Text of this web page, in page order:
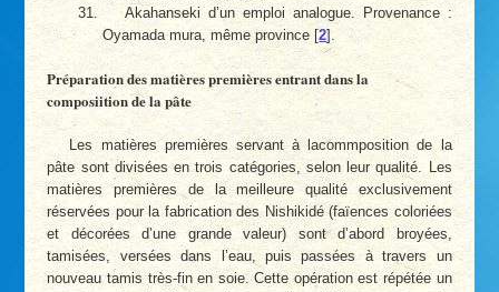
Akahanseki d’un emploi analogue. Provenance :
Oyamada mura, même province[2].
Préparation des matières premières entrant dans la
composiition de la pâte
Les matières premières servant à lacommposition de la
pâte sont divisées en trois catégories, selon leur qualité. Les
matières premières de la meilleure qualité exclusivement
réservées pour la fabrication des Nishikidé (faïences coloriées
et décorées d’une grande valeur) sont d’abord broyées,
tamisées, versées dans l’eau, puis passées à travers un
nouveau tamis très-fin en soie. Cette opération est répétée un